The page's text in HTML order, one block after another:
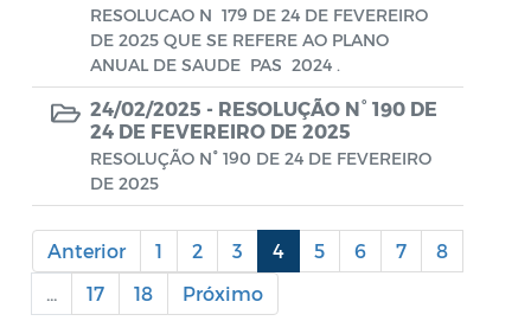
Notificação
Parecer
Portal do Contribuinte
Portaria Gabinete
Portaria IBASMA
Portaria SEADM
Portaria SECUT
RESOLUCAO N 179 DE 24 DE FEVEREIRO
DE 2025 QUE SE REFERE AO PLANO
ANUAL DE SAUDE PAS 2024 .
24/02/2025 - RESOLUÇÃO N° 190 DE
24 DE FEVEREIRO DE 2025
RESOLUÇÃO N° 190 DE 24 DE FEVEREIRO
DE 2025
Anterior 1 2 3 4 5 6 7
8
17 18 Próximo